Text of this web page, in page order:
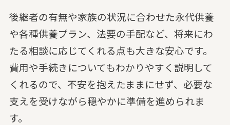
後継者の有無や家族の状況に合わせた永代供養
や各種供養プラン、法要の手配など、将来にわ
たる相談に応じてくれる点も大きな安心です。
費用や手続きについてもわかりやすく説明して
くれるので、不安を抱えたままにせず、必要な
支えを受けながら穏やかに準備を進められま
す。